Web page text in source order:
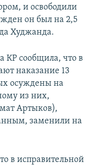
и освободили
он был на 2,5
Худжанда.
КР сообщила, что в
наказание 13
осуждены на
из них,
Артыков),
заменили на
в исправительной